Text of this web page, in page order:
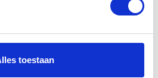
toestaan